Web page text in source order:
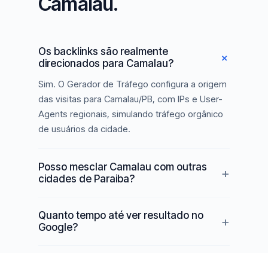
Os backlinks são realmente
direcionados para Camalau?
Sim. O Gerador de Tráfego configura a origem
das visitas para Camalau/PB, com IPs e User-
Agents regionais, simulando tráfego orgânico
de usuários da cidade.
Posso mesclar Camalau com outras
cidades de Paraiba?
Quanto tempo até ver resultado no
Google?